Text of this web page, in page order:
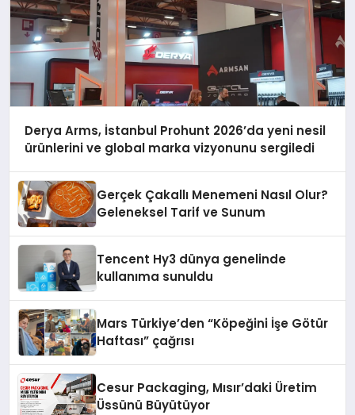
Derya Arms, İstanbul Prohunt 2026’da yeni nesil
ürünlerini ve global marka vizyonunu sergiledi
Gerçek Çakallı Menemeni Nasıl Olur?
Geleneksel Tarif ve Sunum
Tencent Hy3 dünya genelinde
kullanıma sunuldu
Mars Türkiye’den “Köpeğini İşe Götür
Haftası” çağrısı
Cesur Packaging, Mısır’daki Üretim
Üssünü Büyütüyor